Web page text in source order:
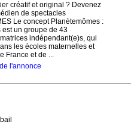
créatif et original ? Devenez
de spectacles
Le concept Planètemômes :
est un groupe de 43
indépendant(e)s, qui
les écoles maternelles et
France et de ...
l'annonce